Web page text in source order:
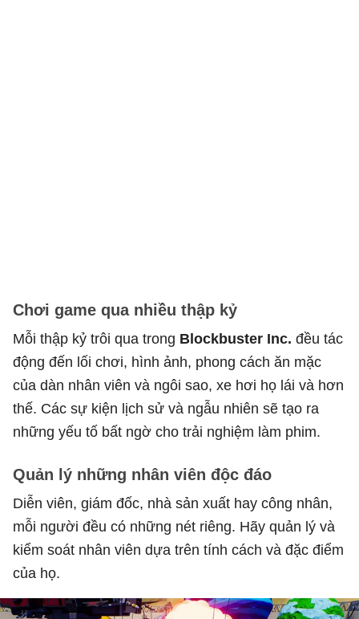
Chơi game qua nhiều thập kỷ
Mỗi thập kỷ trôi qua trong Blockbuster Inc. đều tác
động đến lối chơi, hình ảnh, phong cách ăn mặc
của dàn nhân viên và ngôi sao, xe hơi họ lái và hơn
thế. Các sự kiện lịch sử và ngẫu nhiên sẽ tạo ra
những yếu tố bất ngờ cho trải nghiệm làm phim.
Quản lý những nhân viên độc đáo
Diễn viên, giám đốc, nhà sản xuất hay công nhân,
mỗi người đều có những nét riêng. Hãy quản lý và
kiểm soát nhân viên dựa trên tính cách và đặc điểm
của họ.